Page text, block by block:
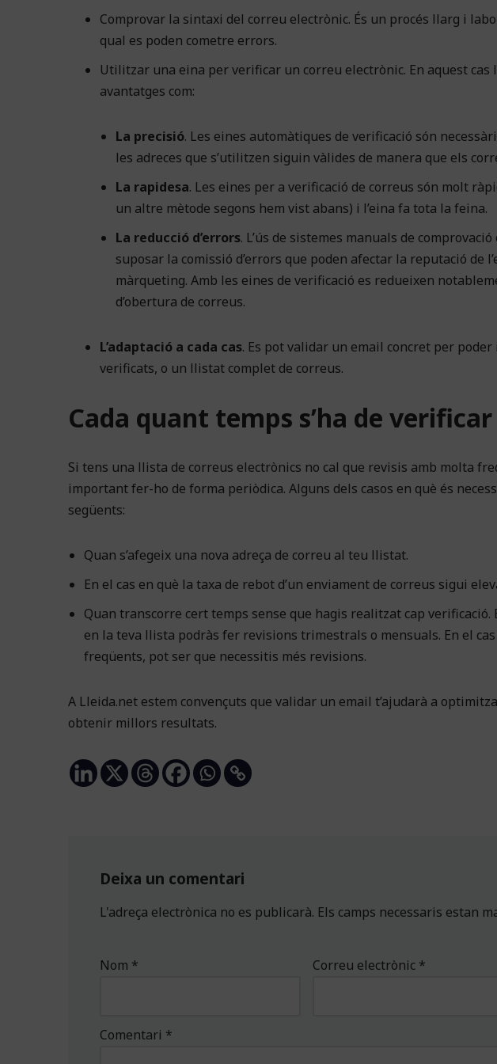
Comprovar la sintaxi del correu electrònic. És un procés llarg i
qual es poden cometre errors.
Utilitzar una eina per verificar un correu electrònic. En aquest
avantatges com:
La precisió. Les eines automàtiques de verificació són
les adreces que s’utilitzen siguin vàlides de manera que els
La rapidesa. Les eines per a verificació de correus són molt
un altre mètode segons hem vist abans) i l’eina fa tota la feina.
La reducció d’errors. L’ús de sistemes manuals de
suposar la comissió d’errors que poden afectar la reputació de
màrqueting. Amb les eines de verificació es redueixen
d’obertura de correus.
L’adaptació a cada cas. Es pot validar un email concret per
verificats, o un llistat complet de correus.
Cada quant temps s’ha de
Si tens una llista de correus electrònics no cal que revisis amb molta
important fer-ho de forma periòdica. Alguns dels casos en què és
següents:
Quan s’afegeix una nova adreça de correu al teu llistat.
En el cas en què la taxa de rebot d’un enviament de correus sigui
Quan transcorre cert temps sense que hagis realitzat cap verificació.
en la teva llista podràs fer revisions trimestrals o mensuals. En el
freqüents, pot ser que necessitis més revisions.
A Lleida.net estem convençuts que validar un email t’ajudarà a
obtenir millors resultats.
Deixa un comentari
L'adreça electrònica no es publicarà. Els camps necessaris estan
Nom * Correu electrònic *
Comentari *